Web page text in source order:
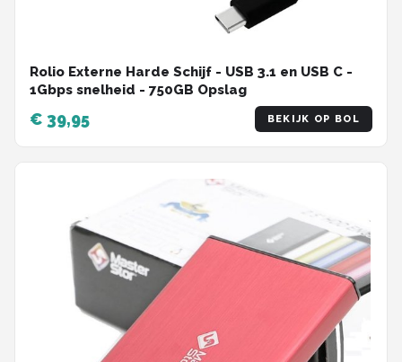
Rolio Externe Harde Schijf - USB 3.1 en USB C -
1Gbps snelheid - 750GB Opslag
€ 39,95 BEKIJK OP BOL